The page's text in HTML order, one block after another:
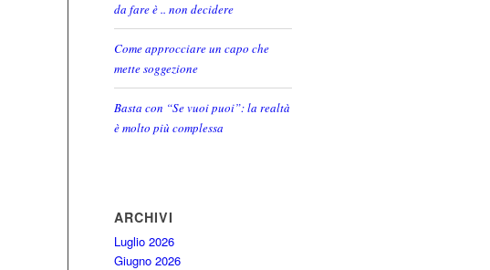
da fare è .. non decidere
Come approcciare un capo che
mette soggezione
Basta con “Se vuoi puoi”: la realtà
è molto più complessa
ARCHIVI
Luglio 2026
Giugno 2026